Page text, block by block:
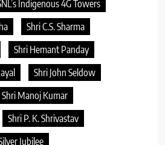
Indigenous 4G Towers
Shri C.S. Sharma
Shri Hemant Panday
Shri John Seldow
Shri Manoj Kumar
Shri P. K. Shrivastav
Jubilee